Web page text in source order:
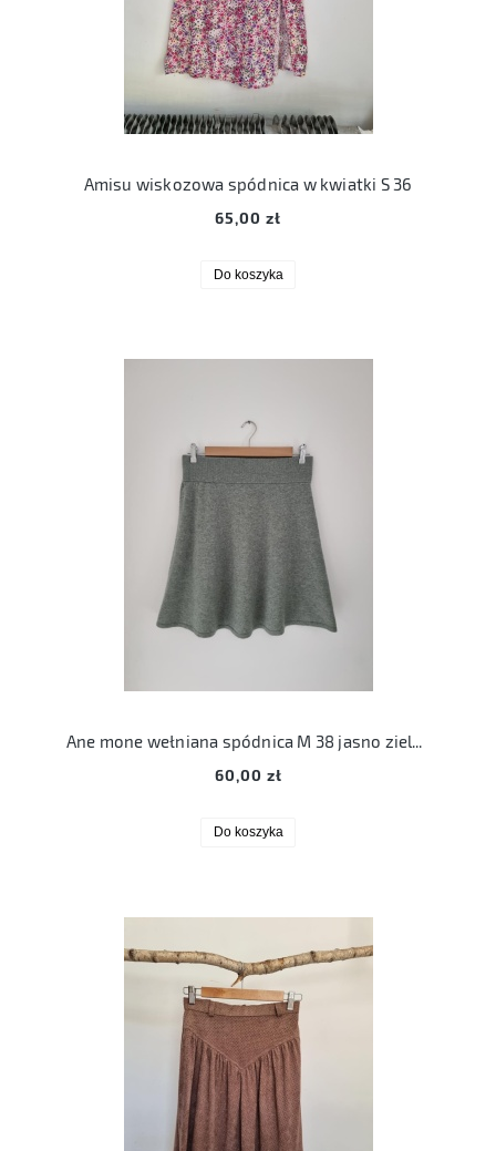
Amisu wiskozowa spódnica w kwiatki S 36
65,00 zł
Do koszyka
Ane mone wełniana spódnica M 38 jasno zielona
60,00 zł
Do koszyka